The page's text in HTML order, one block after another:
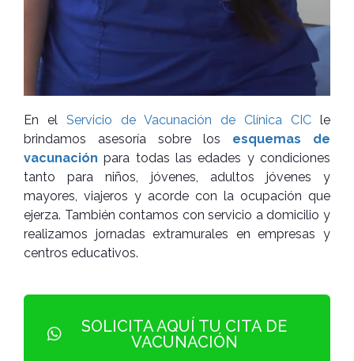
En el Servicio de Vacunación de Clínica CIC le
brindamos asesoría sobre los esquemas de
vacunación para todas las edades y condiciones
tanto para niños, jóvenes, adultos jóvenes y
mayores, viajeros y acorde con la ocupación que
ejerza. También contamos con servicio a domicilio y
realizamos jornadas extramurales en empresas y
centros educativos.
SOLICITA AQUÍ TU CITA DE
VACUNACIÓN